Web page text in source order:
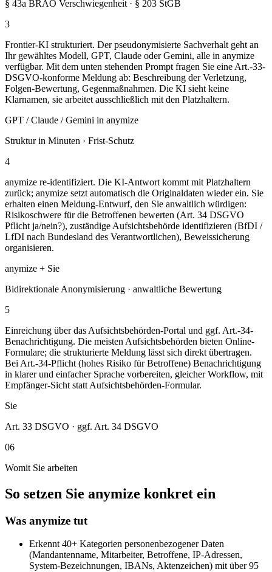
§ 43a BRAO Verschwiegenheit · § 203 StGB
3
Frontier-KI strukturiert. Der pseudonymisierte Sachverhalt geht an
Ihr gewähltes Modell, GPT, Claude oder Gemini, alle in anymize
verfügbar. Mit dem unten stehenden Prompt fragen Sie eine Art.-33-
DSGVO-konforme Meldung ab: Beschreibung der Verletzung,
Folgen-Bewertung, Gegenmaßnahmen. Die KI sieht keine
Klarnamen, sie arbeitet ausschließlich mit den Platzhaltern.
GPT / Claude / Gemini in anymize
Struktur in Minuten · Frist-Schutz
4
anymize re-identifiziert. Die KI-Antwort kommt mit Platzhaltern
zurück; anymize setzt automatisch die Originaldaten wieder ein. Sie
erhalten einen Meldung-Entwurf, den Sie anwaltlich würdigen:
Risikoschwere für die Betroffenen bewerten (Art. 34 DSGVO
Pflicht ja/nein?), zuständige Aufsichtsbehörde identifizieren (BfDI /
LfDI nach Bundesland des Verantwortlichen), Beweissicherung
organisieren.
anymize + Sie
Bidirektionale Anonymisierung · anwaltliche Bewertung
5
Einreichung über das Aufsichtsbehörden-Portal und ggf. Art.-34-
Benachrichtigung. Die meisten Aufsichtsbehörden bieten Online-
Formulare; die strukturierte Meldung lässt sich direkt übertragen.
Bei Art.-34-Pflicht (hohes Risiko für Betroffene) Benachrichtigung
in klarer und einfacher Sprache vorbereiten, gleicher Workflow, mit
Empfänger-Sicht statt Aufsichtsbehörden-Formular.
Sie
Art. 33 DSGVO · ggf. Art. 34 DSGVO
06
Womit Sie arbeiten
So setzen Sie anymize konkret ein
Was anymize tut
Erkennt 40+ Kategorien personenbezogener Daten
(Mandantenname, Mitarbeiter, Betroffene, IP-Adressen,
System-Bezeichnungen, IBANs, Aktenzeichen) mit über 95